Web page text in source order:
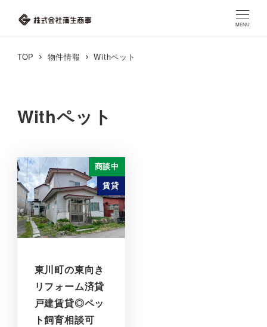
MENU
TOP 物件情報 Withペット
Withペット
商談中
賃貸
東川町の東向き
リフォーム済貸
戸建賃貸◎ペッ
ト飼育相談可